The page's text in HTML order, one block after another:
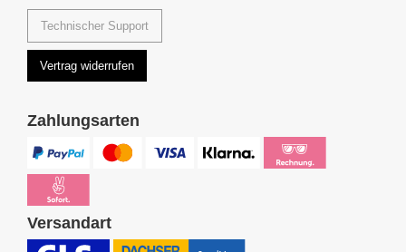
Technischer Support
Vertrag widerrufen
Zahlungsarten
Versandart